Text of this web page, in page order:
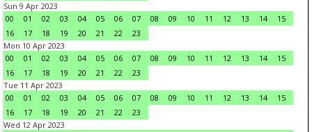
Sun 9 Apr 2023
00
01 02 03 04 05 06 07 08 09 10 11 12 13 14
15
16
17 18 19 20 21 22
23
Mon 10 Apr 2023
00
01 02 03 04 05 06 07 08 09 10 11 12 13 14
15
16
17 18 19 20 21 22
23
Tue 11 Apr 2023
00
01 02 03 04 05 06 07 08 09 10 11 12 13 14
15
16
17 18 19 20 21 22
23
Wed 12 Apr 2023